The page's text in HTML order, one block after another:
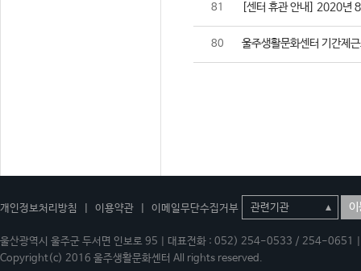
81 [센터 휴관 안내] 2020년
80 울주생활문화센터 기간제
개인정보처리방침 이용약관 이메일무단수집거부 이
울산광역시 울주군 두서면 인보로 95 | 대표전화 : 052) 254-0533 / 254-
Copyright(c) 2016 울주생활문화센터 All rights reserved.